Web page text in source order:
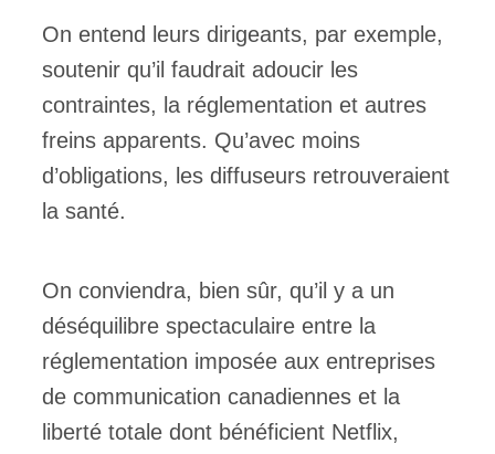
On entend leurs dirigeants, par exemple,
soutenir qu’il faudrait adoucir les
contraintes, la réglementation et autres
freins apparents. Qu’avec moins
d’obligations, les diffuseurs retrouveraient
la santé.
On conviendra, bien sûr, qu’il y a un
déséquilibre spectaculaire entre la
réglementation imposée aux entreprises
de communication canadiennes et la
liberté totale dont bénéficient Netflix,